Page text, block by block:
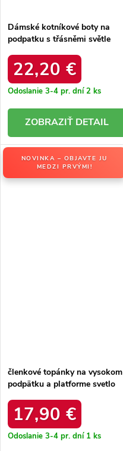
Dámské kotníkové boty na
podpatku s třásněmi světle
22,20 €
Odoslanie 3-4 pr. dní2 ks
DETAIL
NOVINKA – OBJAVTE JU
MEDZI PRVÝMI!
členkové topánky na vysokom
podpätku a platforme svetlo
17,90 €
Odoslanie 3-4 pr. dní 1 ks